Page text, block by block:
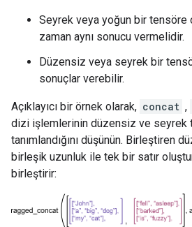
Seyrek veya yoğun bir tensöre
zaman aynı sonucu vermelidir.
Düzensiz veya seyrek bir
sonuçlar verebilir.
Açıklayıcı bir örnek olarak, concat ,
dizi işlemlerinin düzensiz ve seyrek
tanımlandığını düşünün. Birleştiren
birleşik uzunluk ile tek bir satır
birleştirir: